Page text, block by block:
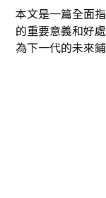
本文是一篇全面
的重要意義和好
為下一代的未來